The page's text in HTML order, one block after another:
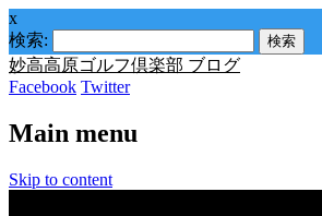
x
検索:
妙高高原ゴルフ倶楽部 ブログ
Facebook Twitter
Main menu
Skip to content